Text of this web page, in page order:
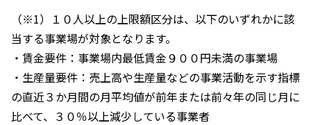
（※1）１０人以上の上限額区分は、以下のいずれかに該
当する事業場が対象となります。
・賃金要件：事業場内最低賃金９００円未満の事業場
・生産量要件：売上高や生産量などの事業活動を示す指標
の直近３か月間の月平均値が前年または前々年の同じ月に
比べて、３０％以上減少している事業者